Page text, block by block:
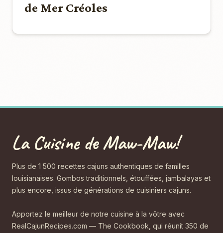
de Mer Créoles
La Cuisine de Maw-Maw!
Plus de 1 500 recettes cajuns authentiques de familles
louisianaises. Gombos traditionnels, étouffées, jambalayas et
plus encore, issus de générations de cuisiniers cajuns.
Apportez le meilleur de notre cuisine à la vôtre avec
RealCajunRecipes.com — The Cookbook, qui réunit 350 de